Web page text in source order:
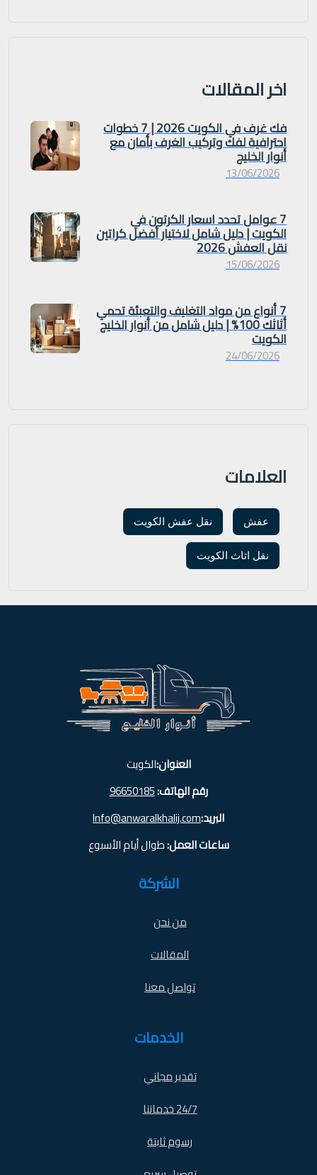
اخر المقالات
فك غرف في الكويت 2026 | 7 خطوات
احترافية لفك وتركيب الغرف بأمان مع
أنوار الخليج
13/06/2026
7 عوامل تحدد اسعار الكرتون في
الكويت | دليل شامل لاختيار أفضل كراتين
نقل العفش 2026
15/06/2026
7 أنواع من مواد التغليف والتعبئة تحمي
أثاثك 100% | دليل شامل من أنوار الخليج
الكويت
24/06/2026
العلامات
عفش نقل عفش الكويت
نقل اثاث الكويت
العنوان:الكويت
رقم الهاتف:96650185
البريد:Info@anwaralkhalij.com
ساعات العمل:طوال أيام الأسبوع
الشركة
من نحن
المقالات
تواصل معنا
الخدمات
تقدير مجاني
24/7 خدماتنا
رسوم ثابتة